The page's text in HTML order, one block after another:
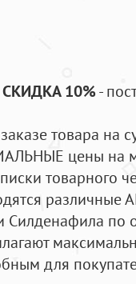
СКИДКА 10%-
товара на
цены на
товарного
Силденафила по
для